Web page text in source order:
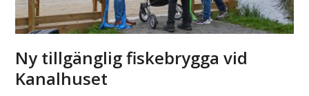
Ny tillgänglig fiskebrygga vid
Kanalhuset